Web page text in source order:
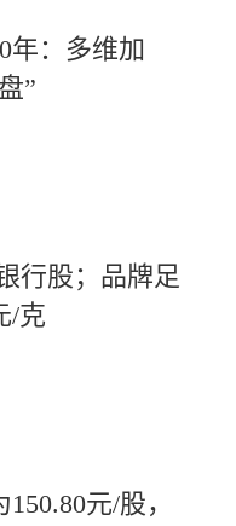
年：多维加
”
行股；品牌足
/克
元/股，